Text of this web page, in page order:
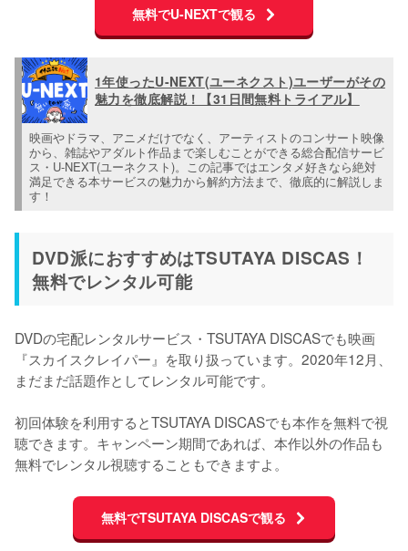
無料でU-NEXTで観る
1年使ったU-NEXT(ユーネクスト)ユーザーがその
魅力を徹底解説！【31日間無料トライアル】
映画やドラマ、アニメだけでなく、アーティストのコンサート映像
から、雑誌やアダルト作品まで楽しむことができる総合配信サービ
ス・U-NEXT(ユーネクスト)。この記事ではエンタメ好きなら絶対
満足できる本サービスの魅力から解約方法まで、徹底的に解説しま
す！
DVD派におすすめはTSUTAYA DISCAS！
無料でレンタル可能
DVDの宅配レンタルサービス・TSUTAYA DISCASでも映画
『スカイスクレイパー』を取り扱っています。2020年12月、
まだまだ話題作としてレンタル可能です。
初回体験を利用するとTSUTAYA DISCASでも本作を無料で視
聴できます。キャンペーン期間であれば、本作以外の作品も
無料でレンタル視聴することもできますよ。
無料でTSUTAYA DISCASで観る